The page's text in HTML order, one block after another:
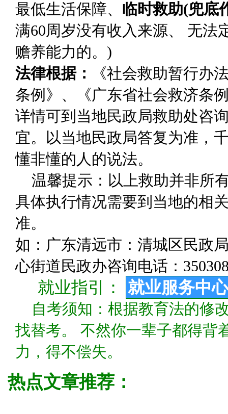
最低生活保障、 临时救助(兜底
满60周岁没有收入来源、 无法
赡养能力的。)
法律根据：
《社会救助暂行办
条例》、《广东省社会救济条
详情可到当地民政局救助处咨
宜。以当地民政局答复为准，
懂非懂的人的说法。
温馨提示：以上救助并非所
具体执行情况需要到当地的相
准。
如：广东清远市：清城区民政
心街道民政办咨询电话：
就业指引： 就业服务中心
自考须知：根据教育法的修
找替考。 不然你一辈子都得背
力，得不偿失。
热点文章推荐：